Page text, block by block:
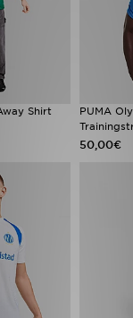
Shirt
PUMA
50,00€